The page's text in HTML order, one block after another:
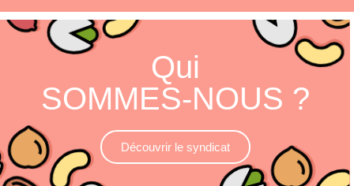
Qui
SOMMES-NOUS ?
Découvrir le syndicat